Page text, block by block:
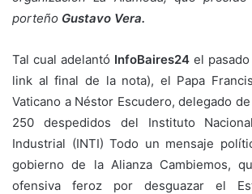
porteño Gustavo Vera.
Tal cual adelantó InfoBaires24 el
link al final de la nota), el Papa
Vaticano a Néstor Escudero, delegado
250 despedidos del Instituto
Industrial (INTI) Todo un mensaje
gobierno de la Alianza Cambiemos,
ofensiva feroz por desguazar el